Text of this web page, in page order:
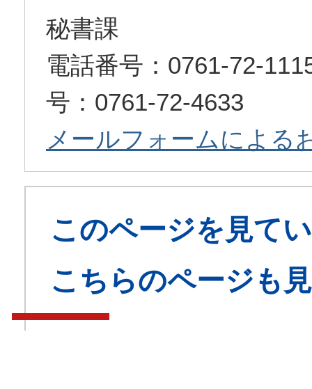
秘書課
電話番号：0761-72-
号：0761-72-4633
メールフォームによる
このページを見て
こちらのページも